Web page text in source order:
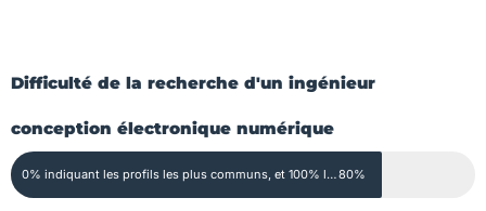
Difficulté de la recherche d'un ingénieur
conception électronique numérique
0% indiquant les profils les plus communs, et 100% les profils extrêmement rares80%